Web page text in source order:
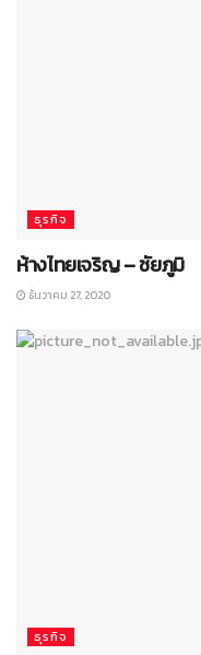
ธุรกิจ
ห้างไทยเจริญ – ชัยภูมิ
ธันวาคม 27, 2020
ธุรกิจ